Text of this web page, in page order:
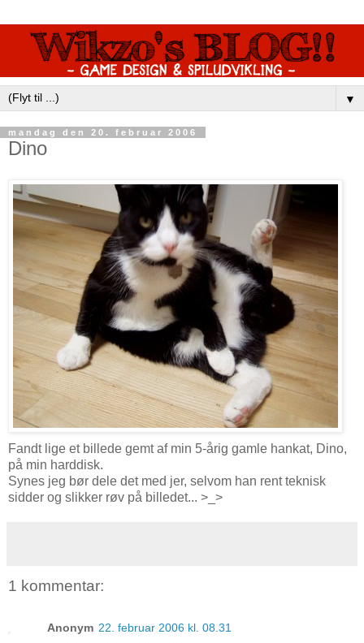
▼
mandag den 20. februar 2006
Dino
Fandt lige et billede gemt af min 5-årig gamle hankat, Dino,
på min harddisk.
Synes jeg bør dele det med jer, selvom han rent teknisk
sidder og slikker røv på billedet... >_>
1 kommentar:
Anonym 22. februar 2006 kl. 08.31